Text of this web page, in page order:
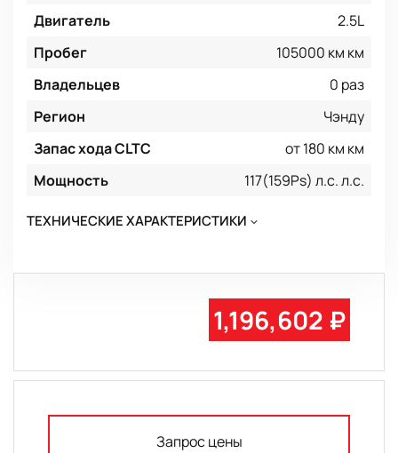
Двигатель
2.5L
Пробег
105000 км км
Владельцев
0 раз
Регион
Чэнду
Запас хода CLTC
от 180 км км
Мощность
117(159Ps) л.с. л.с.
ТЕХНИЧЕСКИЕ ХАРАКТЕРИСТИКИ
1,196,602 ₽
Запрос цены